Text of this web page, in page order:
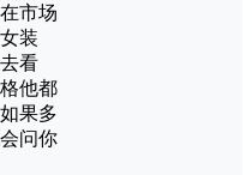
市场
装
看
他都
果多
问你